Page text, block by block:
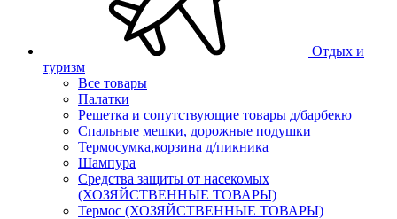
Отдых и
туризм
Все товары
Палатки
Решетка и сопутствующие товары д/барбекю
Спальные мешки, дорожные подушки
Термосумка,корзина д/пикника
Шампура
Средства защиты от насекомых
(ХОЗЯЙСТВЕННЫЕ ТОВАРЫ)
Термос (ХОЗЯЙСТВЕННЫЕ ТОВАРЫ)